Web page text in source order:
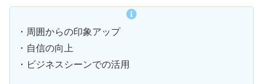
・周囲からの印象アップ
・自信の向上
・ビジネスシーンでの活用